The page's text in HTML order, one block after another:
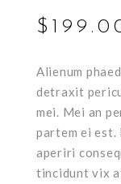
based
on
$
Alienum
detraxit
mei. Mei an
partem ei est.
aperiri
tincidunt vix